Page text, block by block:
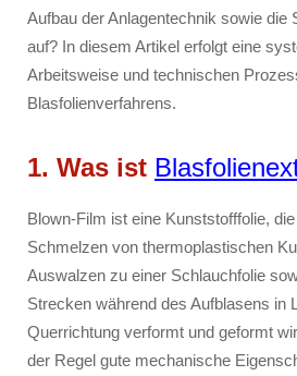
Aufbau der Anlagentechnik sowie die
auf? In diesem Artikel erfolgt eine
Arbeitsweise und technischen
Blasfolienverfahrens.
1. Was ist
Blown-Film ist eine Kunststofffolie,
Schmelzen von thermoplastischen
Auswalzen zu einer Schlauchfolie
Strecken während des Aufblasens in
Querrichtung verformt und geformt
der Regel gute mechanische